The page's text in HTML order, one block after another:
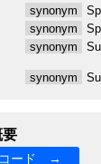
synonym
synonym
synonym
synonym
要
コード →